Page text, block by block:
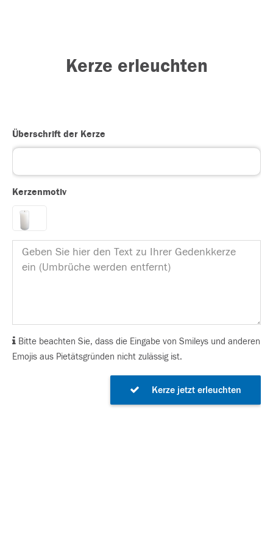
Kerze erleuchten
Überschrift der Kerze
Kerzenmotiv
Bitte beachten Sie, dass die Eingabe von Smileys und anderen
Emojis aus Pietätsgründen nicht zulässig ist.
Kerze jetzt erleuchten